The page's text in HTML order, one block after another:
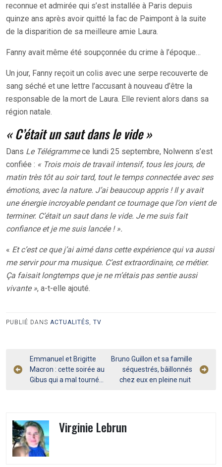
reconnue et admirée qui s’est installée à Paris depuis
quinze ans après avoir quitté la fac de Paimpont à la suite
de la disparition de sa meilleure amie Laura.
Fanny avait même été soupçonnée du crime à l’époque…
Un jour, Fanny reçoit un colis avec une serpe recouverte de
sang séché et une lettre l’accusant à nouveau d’être la
responsable de la mort de Laura. Elle revient alors dans sa
région natale.
« C’était un saut dans le vide »
Dans Le Télégrammece lundi 25 septembre, Nolwenn s’est
confiée : « Trois mois de travail intensif, tous les jours, de
matin très tôt au soir tard, tout le temps connectée avec ses
émotions, avec la nature. J’ai beaucoup appris ! Il y avait
une énergie incroyable pendant ce tournage que l’on vient de
terminer. C’était un saut dans le vide. Je me suis fait
confiance et je me suis lancée ! ».
« Et c’est ce que j’ai aimé dans cette expérience qui va aussi
me servir pour ma musique. C’est extraordinaire, ce métier.
Ça faisait longtemps que je ne m’étais pas sentie aussi
vivante », a-t-elle ajouté.
PUBLIÉ DANS ACTUALITÉS TV
Navigation
de
Emmanuel et Brigitte
Macron : cette soirée au
Gibus qui a mal tourné…
Bruno Guillon et sa famille
séquestrés, bâillonnés
chez eux en pleine nuit
Virginie Lebrun